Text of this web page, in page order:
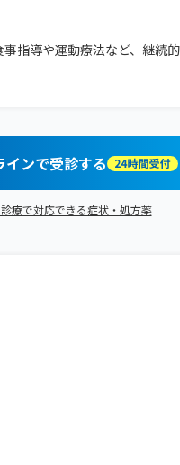
指導や運動療法など、継続
インで受診する
療で対応できる症状・処方薬